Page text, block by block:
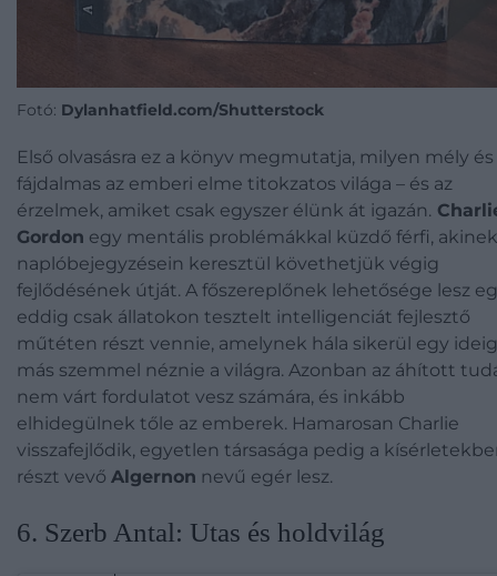
Fotó: Dylanhatfield.com/Shutterstock
Első olvasásra ez a könyv megmutatja, milyen mély és
fájdalmas az emberi elme titokzatos világa – és az
érzelmek, amiket csak egyszer élünk át igazán.
Gordon egy mentális problémákkal küzdő férfi, akinek
naplóbejegyzésein keresztül követhetjük végig
fejlődésének útját. A főszereplőnek lehetősége lesz
eddig csak állatokon tesztelt intelligenciát fejlesztő
műtéten részt vennie, amelynek hála sikerül egy ideig
más szemmel néznie a világra. Azonban az áhított
nem várt fordulatot vesz számára, és inkább
elhidegülnek tőle az emberek. Hamarosan Charlie
visszafejlődik, egyetlen társasága pedig a
részt vevő Algernon nevű egér lesz.
6. Szerb Antal: Utas és holdvilág